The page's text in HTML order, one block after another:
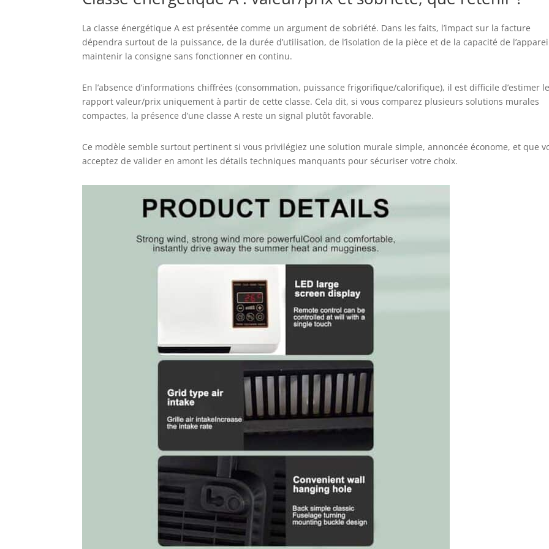
La classe énergétique A est présentée comme un argument de sobriété. Dans les faits, l’impact sur la facture
dépendra surtout de la puissance, de la durée d’utilisation, de l’isolation de la pièce et de la capacité de
maintenir la consigne sans fonctionner en continu.
En l’absence d’informations chiffrées (consommation, puissance frigorifique/calorifique), il est difficile d’estimer le
rapport valeur/prix uniquement à partir de cette classe. Cela dit, si vous comparez plusieurs solutions murales
compactes, la présence d’une classe A reste un signal plutôt favorable.
Ce modèle semble surtout pertinent si vous privilégiez une solution murale simple, annoncée économe, et que
acceptez de valider en amont les détails techniques manquants pour sécuriser votre choix.